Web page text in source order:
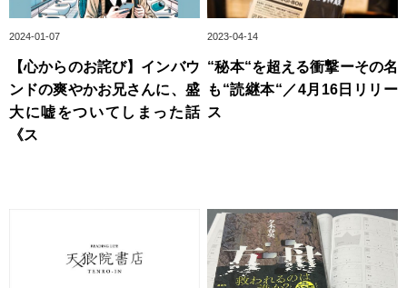
2024-01-07
【心からのお詫び】インバウ
ンドの爽やかお兄さんに、盛
大に嘘をついてしまった話
《ス
2023-04-14
“秘本“を超える衝撃ーその名
も“読継本“／4月16日リリー
ス